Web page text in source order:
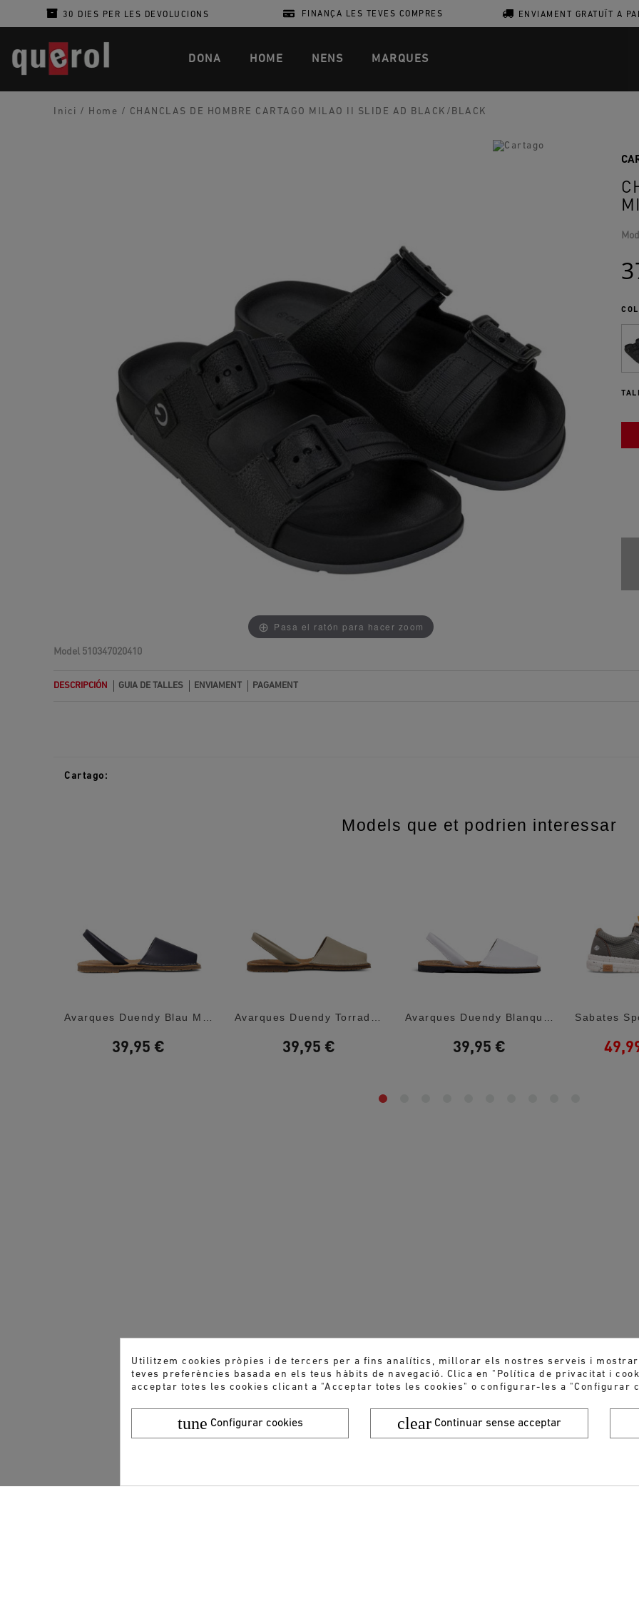
30 DIES PER LES DEVOLUCIONS FINANÇA LES TEVES COMPRES ENVIAMENT GRATUÏT A
DONA HOME NENS MARQUES
Inici / Home / CHANCLAS DE HOMBRE CARTAGO MILAO II SLIDE AD BLACK/BLACK
Pasa el ratón para hacer zoom
Model 510347020410
DESCRIPCIÓN GUIA DE TALLES ENVIAMENT PAGAMENT
Cartago:
Models que et podrien interessar
39,95 € 39,95 € 39,95 €
Utilitzem cookies pròpies i de tercers per a fins analítics, millorar els nostres serveis i
teves preferències basada en els teus hàbits de navegació. Clica en "Política de privacitat i
acceptar totes les cookies clicant a "Acceptar totes les cookies" o configurar-les a "Configurar
clear Continuar sense acceptar
tune Configurar cookies